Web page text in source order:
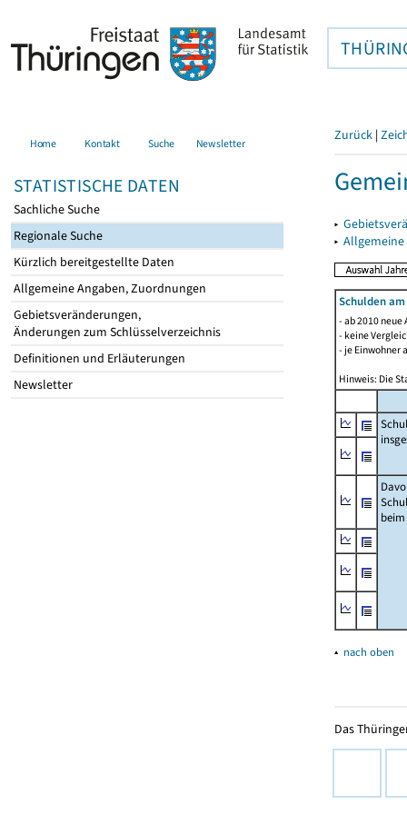
Home Kontakt Suche Newsletter
STATISTISCHE DATEN
Sachliche Suche
Regionale Suche
Kürzlich bereitgestellte Daten
Allgemeine Angaben, Zuordnungen
Gebietsveränderungen,
Änderungen zum Schlüsselverzeichnis
Definitionen und Erläuterungen
Newsletter
Zurück |
▸
▸
Schulden
- ab 2010
- keine
- je Einwohner
Hinweis: Die
beim
▴ nach oben
Das